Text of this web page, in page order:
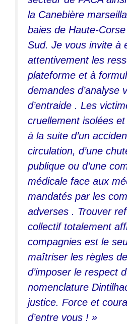
la Canebière
baies de Haute-
Sud. Je vous invite à
attentivement les
plateforme et à
demandes d’analyse
d’entraide . Les
cruellement isolées
à la suite d’un
circulation, d’une
publique ou d’une
médicale face aux
mandatés par les
adverses . Trouver
collectif totalement
compagnies est le
maîtriser les règles
d’imposer le respect
nomenclature
justice. Force et
d’entre vous ! »